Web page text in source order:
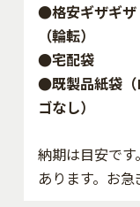
●格安ギザギザ
（輪転）
●宅配袋
●既製品紙袋（
ゴなし）
納期は目安で
あります。お